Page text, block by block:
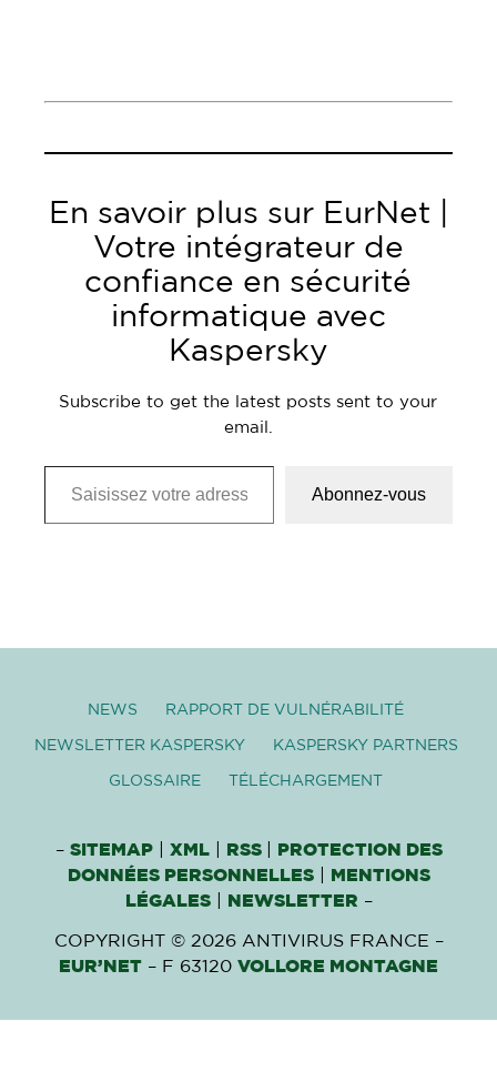
En savoir plus sur EurNet |
Votre intégrateur de
confiance en sécurité
informatique avec
Kaspersky
Subscribe to get the latest posts sent to your
email.
Saisissez votre adresse e-mail…
Abonnez-vous
NEWS RAPPORT DE VULNÉRABILITÉ
NEWSLETTER KASPERSKY KASPERSKY PARTNERS
GLOSSAIRE TÉLÉCHARGEMENT
– SITEMAP| XML| RSS
PROTECTION DES
DONNÉES PERSONNELLES|
MENTIONS
LÉGALES| NEWSLETTER –
COPYRIGHT © 2026 ANTIVIRUS FRANCE –
EUR’NET – F 63120 VOLLORE MONTAGNE